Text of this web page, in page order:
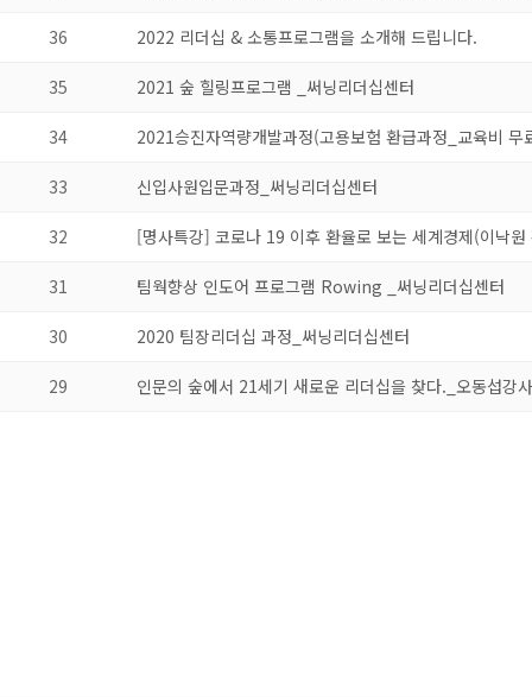
36 2022 리더십 & 소통프로그램을 소개해 드립니다.
35 2021 숲 힐링프로그램 _써닝리더십센터
34 2021승진자역량개발과정(고용보험 환급과정_교육비 무
33 신입사원입문과정_써닝리더십센터
32 [명사특강] 코로나 19 이후 환율로 보는 세계경제(이낙
31 팀웍향상 인도어 프로그램 Rowing _써닝리더십센터
30 2020 팀장리더십 과정_써닝리더십센터
29 인문의 숲에서 21세기 새로운 리더십을 찾다._오동섭강사